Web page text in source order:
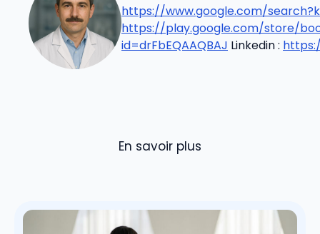
https://www.google.com/
https://play.google.com/store/
id=drFbEQAAQBAJ Linkedin :
En savoir plus